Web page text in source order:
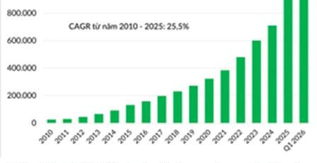
Y TẾ
KHOA HỌC - CÔNG NGHỆ
KIỂM CHỨNG THÔNG TIN